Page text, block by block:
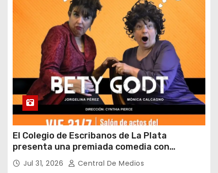
El Colegio de Escribanos de La Plata
presenta una premiada comedia con
entrada gratuita y fin solidario
Jul 31, 2026 Central De Medios